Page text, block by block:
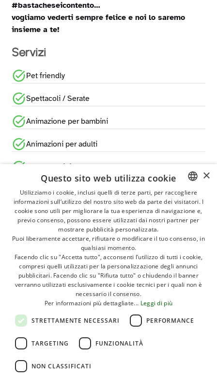
#bastacheseicontento…
vogliamo vederti sempre felice e noi lo saremo
insieme a te!
Servizi
Pet friendly
Spettacoli / Serate
Animazione per bambini
Animazioni per adulti
Club bambini
Lavanderia
Club adolescenti
Aree giochi bimbi
Wi-Fi
Bancomat
Ristorante
Pizzeria
Bar
Alimentari
ITALIAN
GERMAN
POLISH
DUTCH
×
Questo sito web utilizza cookie
Utilizziamo i cookie, inclusi quelli di terze parti, per raccogliere
informazioni sull’utilizzo del nostro sito web da parte dei visitatori. I
cookie sono utili per migliorare la tua esperienza di navigazione e,
previo consenso, possono essere utilizzati dai nostri partner per
mostrare pubblicità personalizzata.
Puoi liberamente accettare, rifiutare o modificare il tuo consenso, in
qualsiasi momento.
Facendo clic su "Accetta tutto", acconsenti l’utilizzo di tutti i cookie,
compresi quelli utilizzati per la personalizzazione degli annunci
pubblicitari. Facendo clic su "Rifiuta tutto" o chiudendo il banner
verranno utilizzati esclusivamente i cookie tecnici per i quali non è
necessario il consenso.
Per informazioni più dettagliate... Leggi di più
STRETTAMENTE NECESSARI PERFORMANCE
TARGETING FUNZIONALITÀ
NON CLASSIFICATI